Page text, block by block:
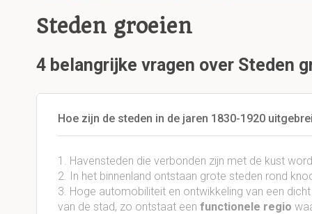
Steden groeien
4 belangrijke vragen over Steden
Hoe zijn de steden in de jaren 1830-1920
1. Havensteden die verbonden zijn met de kust
2. In het binnenland ontstaan grote steden rond
3. Hoge automobiliteit en ontwikkeling van een
van de stad, zo ontstaat een functionele regio